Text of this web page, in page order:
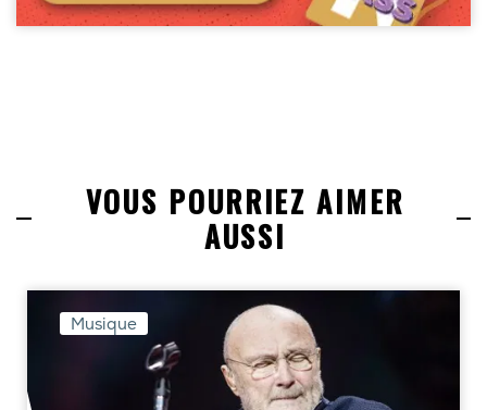
VOUS POURRIEZ AIMER
AUSSI
Musique